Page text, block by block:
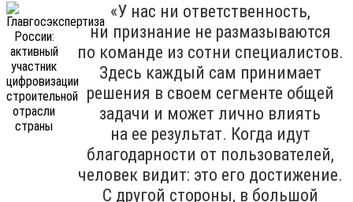
«У нас ни ответственность,
ни признание не размазываются
по команде из сотни специалистов.
Здесь каждый сам принимает
решения в своем сегменте общей
задачи и может лично влиять
на ее результат. Когда идут
благодарности от пользователей,
человек видит: это его достижение.
С другой стороны, в большой